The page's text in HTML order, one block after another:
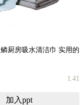
厨房吸水清洁巾 实用的
1.41
加入ppt